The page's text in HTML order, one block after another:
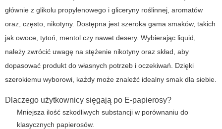
głównie z glikolu propylenowego i gliceryny roślinnej, aromatów
oraz, często, nikotyny. Dostępna jest szeroka gama smaków, takich
jak owoce, tytoń, mentol czy nawet desery. Wybierając liquid,
należy zwrócić uwagę na stężenie nikotyny oraz skład, aby
dopasować produkt do własnych potrzeb i oczekiwań. Dzięki
szerokiemu wyborowi, każdy może znaleźć idealny smak dla siebie.
Dlaczego użytkownicy sięgają po E-papierosy?
Mniejsza ilość szkodliwych substancji w porównaniu do
klasycznych papierosów.